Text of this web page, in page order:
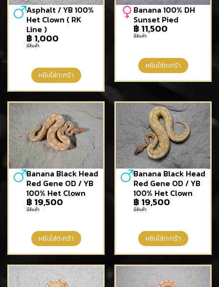
Asphalt / YB 100%
Het Clown ( RK
Line )
฿ 1,000
มีสินค้า
หยิบใส่ตะกร้า
Banana 100% DH
Sunset Pied
฿ 11,500
มีสินค้า
หยิบใส่ตะกร้า
Banana Black Head
Red Gene OD / YB
100% Het Clown
฿ 19,500
มีสินค้า
หยิบใส่ตะกร้า
Banana Black Head
Red Gene OD / YB
100% Het Clown
฿ 19,500
มีสินค้า
หยิบใส่ตะกร้า